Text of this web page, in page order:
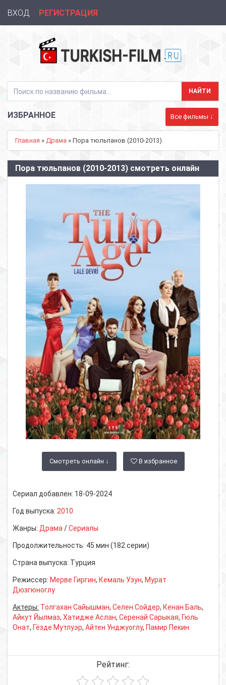
ВХОД РЕГИСТРАЦИЯ
ИЗБРАННОЕ Все фильмы ↓
Главная » Драма » Пора тюльпанов (2010-2013)
Пора тюльпанов (2010-2013) смотреть онлайн
Смотреть онлайн ↓ В избранное
Сериал добавлен: 18-09-2024
Год выпуска: 2010
Жанры: Драма /Сериалы
Продолжительность: 45 мин (182 серии)
Страна выпуска: Турция
Режиссер: Мерве Гиргин, Кемаль Узун, Мурат
Дюзгюноглу
Актеры: Толгахан Сайышман, Селен Сойдер, Кенан Баль,
Айкут Йылмаз, Хатидже Аслан, Серенай Сарыкая, Гюль
Онат, Гёзде Мутлуэр, Айтен Унджуоглу, Памир Пекин
Рейтинг: